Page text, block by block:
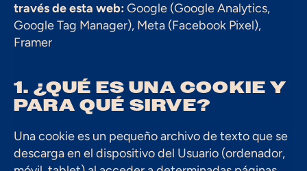
través de esta web: Google (Google Analytics,
Google Tag Manager), Meta (Facebook Pixel),
Framer
1. ¿QUÉ ES UNA COOKIE Y
PARA QUÉ SIRVE?
Una cookie es un pequeño archivo de texto que se
descarga en el dispositivo del Usuario (ordenador,